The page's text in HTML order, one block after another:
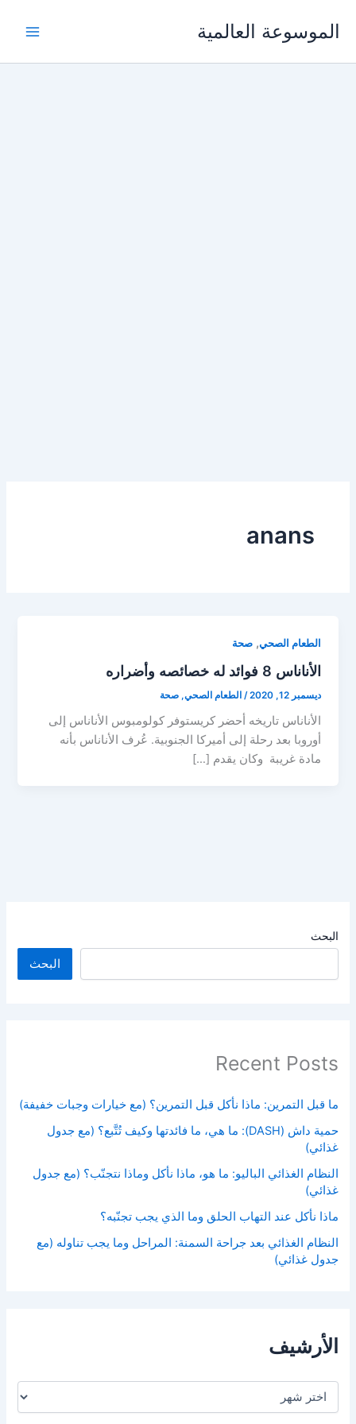
الموسوعة العالمية
البحث
البحث
Recent Posts
ما قبل التمرين: ماذا نأكل قبل التمرين؟ (مع خيارات وجبات خفيفة)
حمية داش (DASH): ما هي، ما فائدتها وكيف تُتَّبع؟ (مع جدول
غذائي)
النظام الغذائي الباليو: ما هو، ماذا نأكل وماذا نتجنّب؟ (مع جدول
غذائي)
ماذا نأكل عند التهاب الحلق وما الذي يجب تجنّبه؟
النظام الغذائي بعد جراحة السمنة: المراحل وما يجب تناوله (مع
جدول غذائي)
الأرشيف
anans
الطعام الصحي,صحة
الأناناس 8 فوائد له خصائصه وأضراره
ديسمبر 12, 2020 /الطعام الصحي,صحة
الأناناس تاريخه أحضر كريستوفر كولومبوس الأناناس إلى
أوروبا بعد رحلة إلى أميركا الجنوبية. عُرف الأناناس بأنه
مادة غريبة وكان يقدم […]